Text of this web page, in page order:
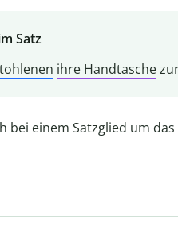
Satz
ihre Handtasche
einem Satzglied um